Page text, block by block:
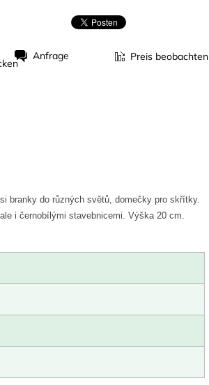
Anfrage Preis beobachten
branky do různých světů, domečky pro skřítky.
i černobílými stavebnicemi. Výška 20 cm.